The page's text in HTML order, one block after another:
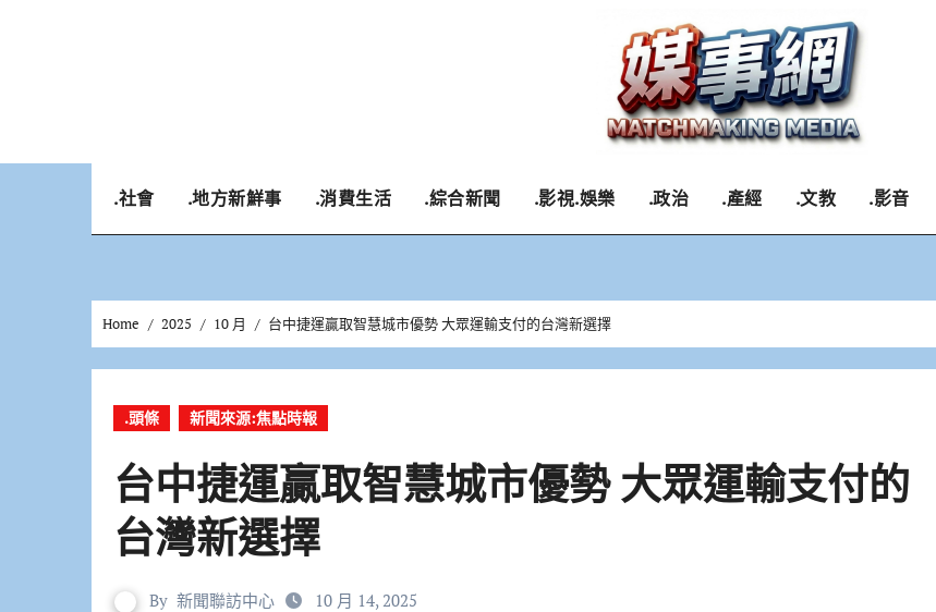
.社會 .地方新鮮事 .消費生活 .綜合新聞 .影視.娛樂 .政治 .產經 .文教 .影音
Home 2025 10 月 台中捷運贏取智慧城市優勢 大眾運輸支付的台灣新選擇
.頭條 新聞來源:焦點時報
台中捷運贏取智慧城市優勢 大眾運輸支付的
台灣新選擇
By 新聞聯訪中心 10 月 14, 2025